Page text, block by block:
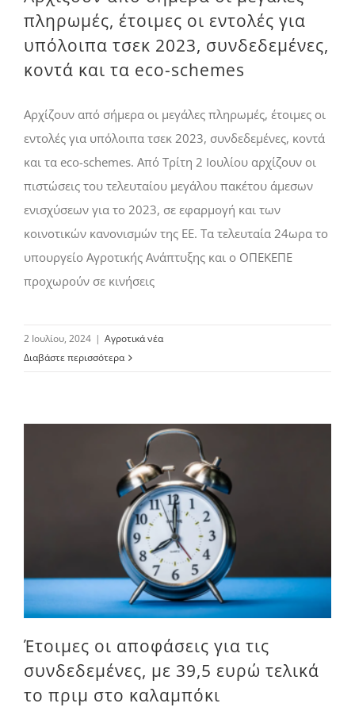
πληρωμές, έτοιμες οι εντολές για
υπόλοιπα τσεκ 2023, συνδεδεμένες,
κοντά και τα eco-schemes
Αρχίζουν από σήμερα οι μεγάλες πληρωμές, έτοιμες οι
εντολές για υπόλοιπα τσεκ 2023, συνδεδεμένες, κοντά
και τα eco-schemes. Από Τρίτη 2 Ιουλίου αρχίζουν οι
πιστώσεις του τελευταίου μεγάλου πακέτου άμεσων
ενισχύσεων για το 2023, σε εφαρμογή και των
κοινοτικών κανονισμών της ΕΕ. Τα τελευταία 24ωρα το
υπουργείο Αγροτικής Ανάπτυξης και ο ΟΠΕΚΕΠΕ
προχωρούν σε κινήσεις
2 Ιουλίου, 2024 | Αγροτικά νέα
Διαβάστε περισσότερα
Έτοιμες οι αποφάσεις για τις
συνδεδεμένες, με 39,5 ευρώ τελικά
το πριμ στο καλαμπόκι